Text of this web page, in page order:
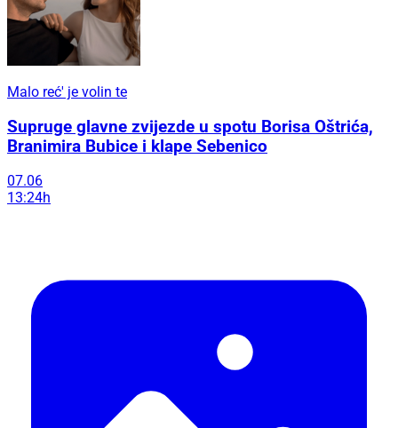
Malo reć' je volin te
Supruge glavne zvijezde u spotu Borisa Oštrića,
Branimira Bubice i klape Sebenico
07.06
13:24h